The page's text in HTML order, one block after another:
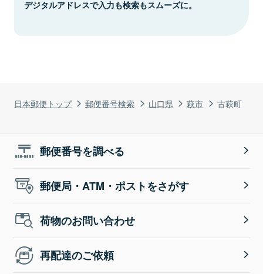
日本郵便トップ 郵便番号検索 山口県 萩市 古萩町
デジタルアドレスで入力も検索もスムーズに。
郵便番号を調べる
郵便局・ATM・ポストをさがす
荷物のお問い合わせ
再配達のご依頼